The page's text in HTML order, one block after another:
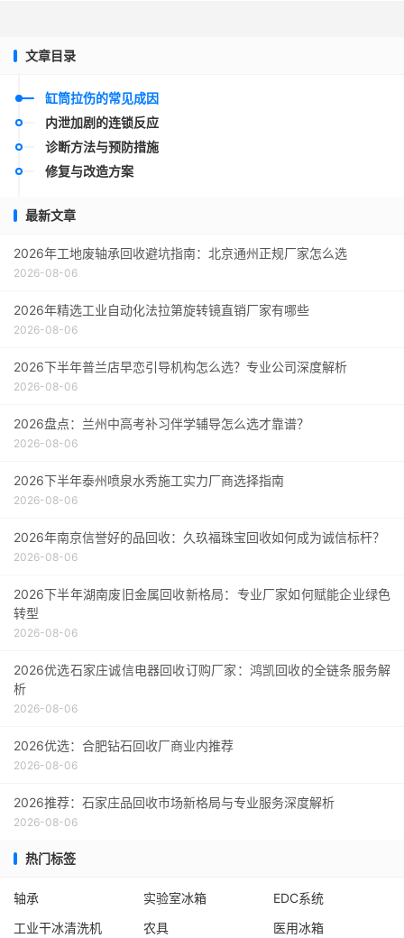
文章目录
缸筒拉伤的常见成因
内泄加剧的连锁反应
诊断方法与预防措施
修复与改造方案
最新文章
2026年工地废轴承回收避坑指南：北京通州正规厂家怎么选
2026-08-06
2026年精选工业自动化法拉第旋转镜直销厂家有哪些
2026-08-06
2026下半年普兰店早恋引导机构怎么选？专业公司深度解析
2026-08-06
2026盘点：兰州中高考补习伴学辅导怎么选才靠谱？
2026-08-06
2026下半年泰州喷泉水秀施工实力厂商选择指南
2026-08-06
2026年南京信誉好的品回收：久玖福珠宝回收如何成为诚信标杆？
2026-08-06
2026下半年湖南废旧金属回收新格局：专业厂家如何赋能企业绿色
转型
2026-08-06
2026优选石家庄诚信电器回收订购厂家：鸿凯回收的全链条服务解
析
2026-08-06
2026优选：合肥钻石回收厂商业内推荐
2026-08-06
2026推荐：石家庄品回收市场新格局与专业服务深度解析
2026-08-06
热门标签
轴承 实验室冰箱
EDC系统
工业干冰清洗机
农具 医用冰箱